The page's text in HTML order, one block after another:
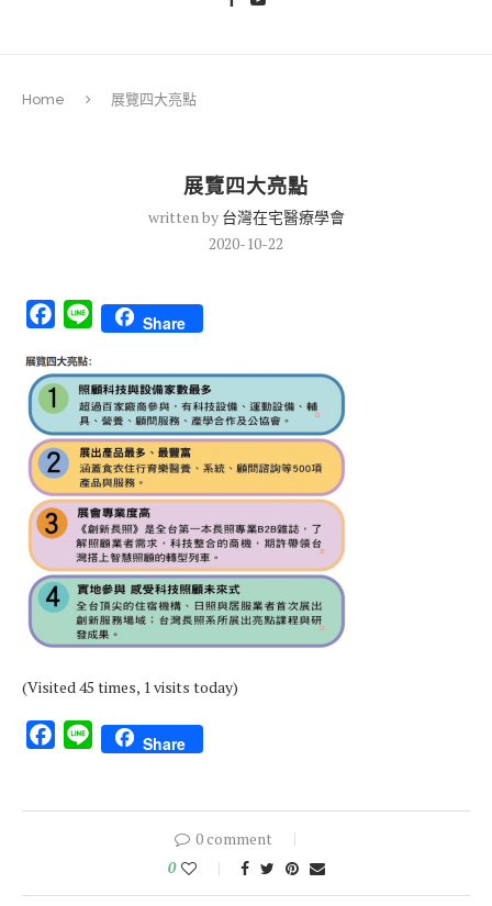
Home 展覽四大亮點
展覽四大亮點
written by 台灣在宅醫療學會
2020-10-22
Facebook
Line Share
(Visited 45 times, 1 visits today)
Facebook
Line Share
0 comment
0